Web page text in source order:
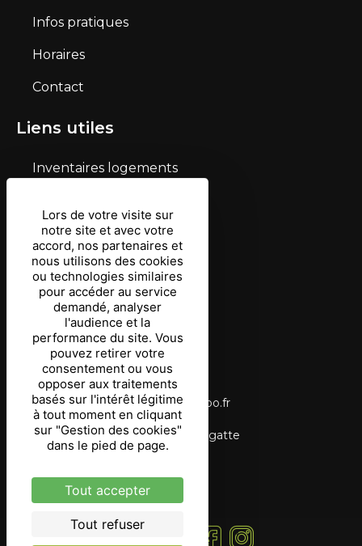
Infos pratiques
Horaires
Contact
Liens utiles
Inventaires logements
Conditions d’utilisation
Protection des données
Gestion des cookies
Coordonnées
03 87 03 69 90
tourisme.langatte@wanadoo.fr
Étang du Stock, 57400 Langatte
Lors de votre visite sur
notre site et avec votre
accord, nos partenaires et
nous utilisons des cookies
ou technologies similaires
pour accéder au service
demandé, analyser
l'audience et la
performance du site. Vous
pouvez retirer votre
consentement ou vous
opposer aux traitements
basés sur l'intérêt légitime
à tout moment en cliquant
sur "Gestion des cookies"
dans le pied de page.
Tout accepter
Tout refuser